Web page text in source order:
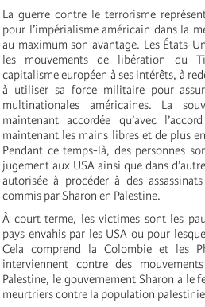
La guerre contre le terrorisme
pour l’impérialisme américain dans la
au maximum son avantage. Les États-
les mouvements de libération du
capitalisme européen à ses intérêts, à
à utiliser sa force militaire pour
multinationales américaines. La
maintenant accordée qu’avec
maintenant les mains libres et de plus
Pendant ce temps-là, des personnes
jugement aux USA ainsi que dans
autorisée à procéder à des
commis par Sharon en Palestine.
À court terme, les victimes sont les
pays envahis par les USA ou pour
Cela comprend la Colombie et les
interviennent contre des
Palestine, le gouvernement Sharon a le
meurtriers contre la population